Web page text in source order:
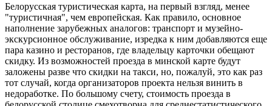
Белорусская туристическая карта, на первый взгляд, менее
"туристичная", чем европейская. Как правило, основное
наполнение зарубежных аналогов: транспорт и музейно-
экскурсионное обслуживание, изредка к ним добавляются еще
пара казино и ресторанов, где владельцу карточки обещают
скидку. Из возможностей проезда в минской карте будут
заложены разве что скидки на такси, но, пожалуй, это как раз
тот случай, когда организаторов проекта нельзя винить в
недоработке. По большому счету, стоимость проезда в